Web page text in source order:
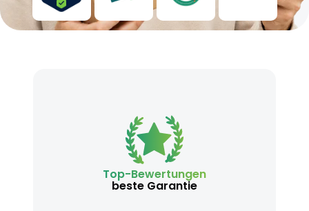
Top-Bewertungen
beste Garantie